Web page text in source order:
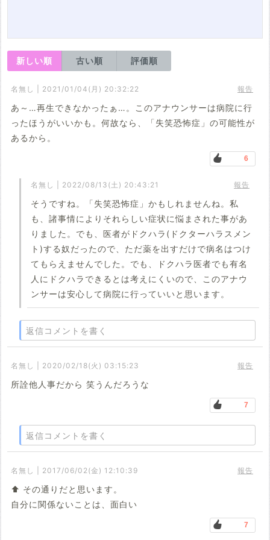
新しい順 古い順 評価順
名無し | 2021/01/04(月) 20:32:22 報告
あ～…再生できなかったぁ…。このアナウンサーは病院に行
ったほうがいいかも。何故なら、「失笑恐怖症」の可能性が
あるから。
6
名無し | 2022/08/13(土) 20:43:21 報告
そうですね。「失笑恐怖症」かもしれませんね。私
も、諸事情によりそれらしい症状に悩まされた事があ
りました。でも、医者がドクハラ(ドクターハラスメン
ト)する奴だったので、ただ薬を出すだけで病名はつけ
てもらえませんでした。でも、ドクハラ医者でも有名
人にドクハラできるとは考えにくいので、このアナウ
ンサーは安心して病院に行っていいと思います。
返信コメントを書く
名無し | 2020/02/18(火) 03:15:23 報告
所詮他人事だから 笑うんだろうな
7
返信コメントを書く
名無し | 2017/06/02(金) 12:10:39 報告
⬆️ その通りだと思います。
自分に関係ないことは、面白い
7